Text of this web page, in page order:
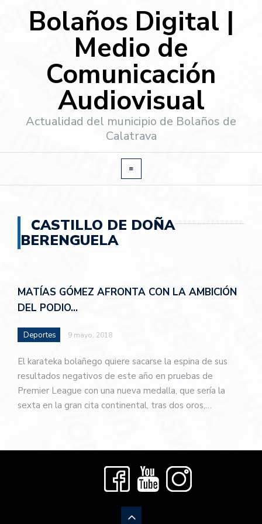
Bolaños Digital |
Medio de
Comunicación
Audiovisual
Actualidad del municipio de Bolaños de
Calatrava
CASTILLO DE DOÑA
BERENGUELA
MATÍAS GÓMEZ AFRONTA CON LA AMBICIÓN
DEL PODIO…
Deportes 9 mayo, 2018
El karateka bolañego quiere sacarse la espina de sus
resultados negativos de este año en pruebas de
Premier League con una nueva medalla, que sería la
sexta en la gran cita continental, tras dos oros,…